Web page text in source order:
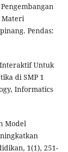
Materi
Pendas:
Untuk
di SMP 1
Informatics
Model
1(1), 251-